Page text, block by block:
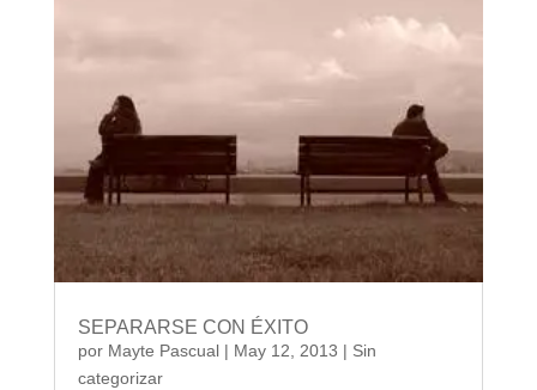
SEPARARSE CON ÉXITO
por Mayte Pascual| May 12, 2013 | Sin
categorizar